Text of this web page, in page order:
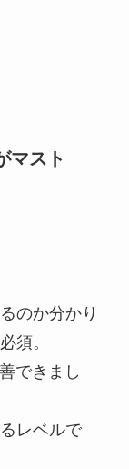
マスト
のか分かり
須。
できまし
レベルで